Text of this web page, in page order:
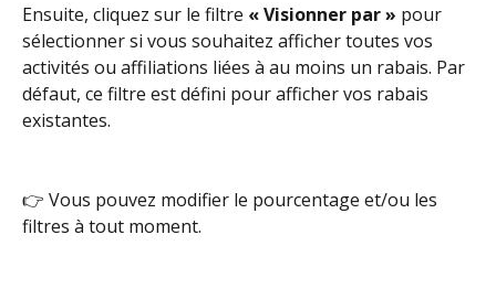
Ensuite, cliquez sur le filtre « Visionner par » pour
sélectionner si vous souhaitez afficher toutes vos
activités ou affiliations liées à au moins un rabais. Par
défaut, ce filtre est défini pour afficher vos rabais
existantes.
👉 Vous pouvez modifier le pourcentage et/ou les
filtres à tout moment.